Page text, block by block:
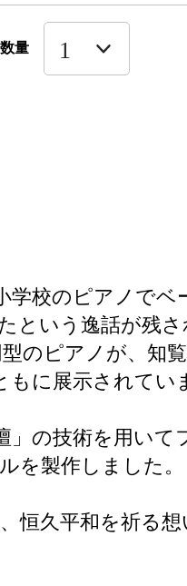
数量
学校のピアノでベ
という逸話が残さ
のピアノが、知
に展示されてい
の技術を用いて
を製作しました。
恒久平和を祈る想